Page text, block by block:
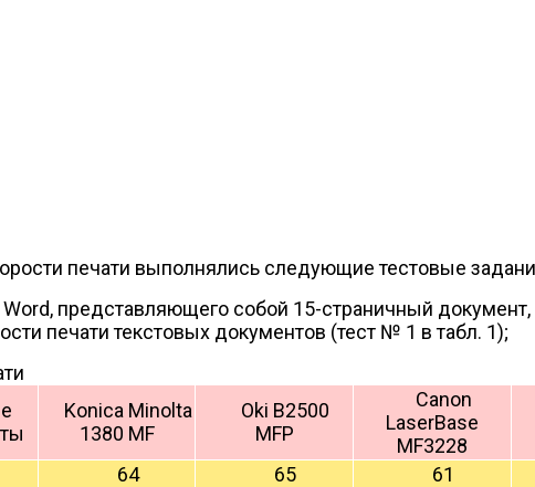
печати выполнялись следующие тестовые
представляющего собой 15-страничный
печати текстовых документов (тест № 1 в табл. 1);
Konica Minolta
1380 MF
Oki B2500
MFP
Canon
LaserBase
MF3228
64 65 61